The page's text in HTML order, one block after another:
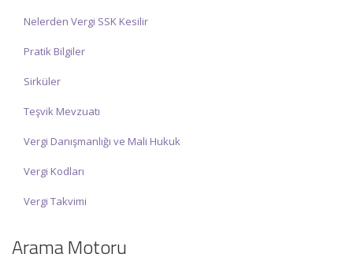
Nelerden Vergi SSK Kesilir
Pratik Bilgiler
Sirküler
Teşvik Mevzuatı
Vergi Danışmanlığı ve Mali Hukuk
Vergi Kodları
Vergi Takvimi
Arama Motoru